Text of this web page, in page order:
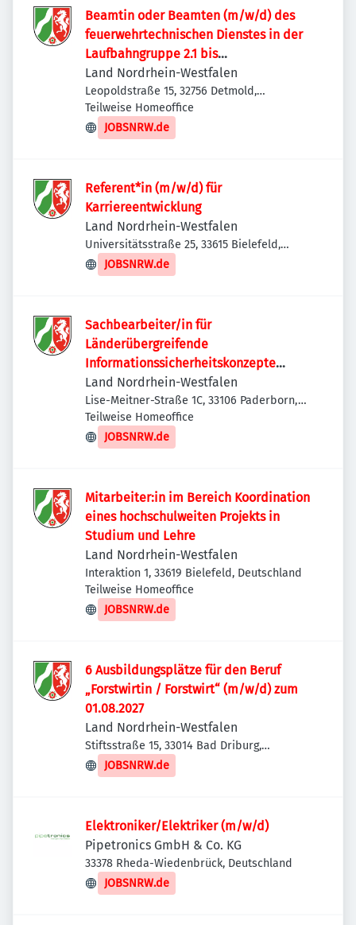
Beamtin oder Beamten (m/w/d) des
feuerwehrtechnischen Dienstes in der
Laufbahngruppe 2.1 bis
Besoldungsgruppe A12 LBesO
Land Nordrhein-Westfalen
Leopoldstraße 15, 32756 Detmold,
Deutschland
Teilweise Homeoffice
JOBSNRW.de
Referent*in (m/w/d) für
Karriereentwicklung
Land Nordrhein-Westfalen
Universitätsstraße 25, 33615 Bielefeld,
Deutschland
JOBSNRW.de
Sachbearbeiter/in für
Länderübergreifende
Informationssicherheitskonzepte
(m/w/d)
Land Nordrhein-Westfalen
Lise-Meitner-Straße 1C, 33106 Paderborn,
Deutschland
Teilweise Homeoffice
JOBSNRW.de
Mitarbeiter:in im Bereich Koordination
eines hochschulweiten Projekts in
Studium und Lehre
Land Nordrhein-Westfalen
Interaktion 1, 33619 Bielefeld, Deutschland
Teilweise Homeoffice
JOBSNRW.de
6 Ausbildungsplätze für den Beruf
„Forstwirtin / Forstwirt“ (m/w/d) zum
01.08.2027
Land Nordrhein-Westfalen
Stiftsstraße 15, 33014 Bad Driburg,
Deutschland
JOBSNRW.de
Elektroniker/Elektriker (m/w/d)
Pipetronics GmbH & Co. KG
33378 Rheda-Wiedenbrück, Deutschland
JOBSNRW.de